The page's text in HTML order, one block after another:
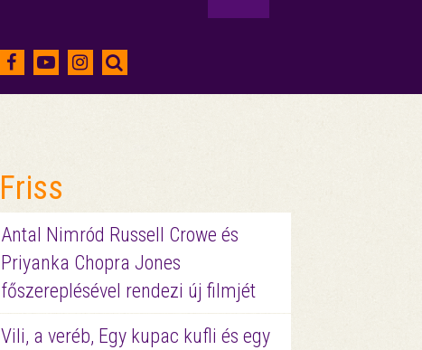
Friss
Antal Nimród Russell Crowe és
Priyanka Chopra Jones
főszereplésével rendezi új filmjét
Vili, a veréb, Egy kupac kufli és egy